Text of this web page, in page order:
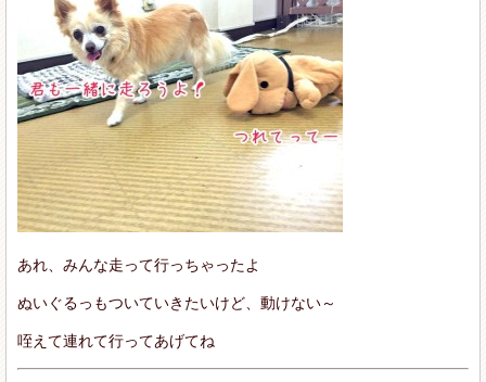
あれ、みんな走って行っちゃったよ
ぬいぐるっもついていきたいけど、動けない～
咥えて連れて行ってあげてね